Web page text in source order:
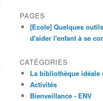
PAGES
[Ecole] Quelques
d'aider l'enfant à se
CATÉGORIES
La bibliothèque idéale
Activités
Bienveillance - ENV